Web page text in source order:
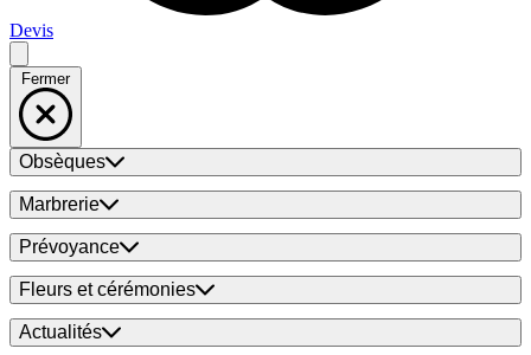
Devis
Fermer
Obsèques
Marbrerie
Prévoyance
Fleurs et cérémonies
Actualités